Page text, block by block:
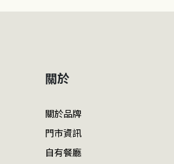
關於
關於品牌
門市資訊
自有餐廳